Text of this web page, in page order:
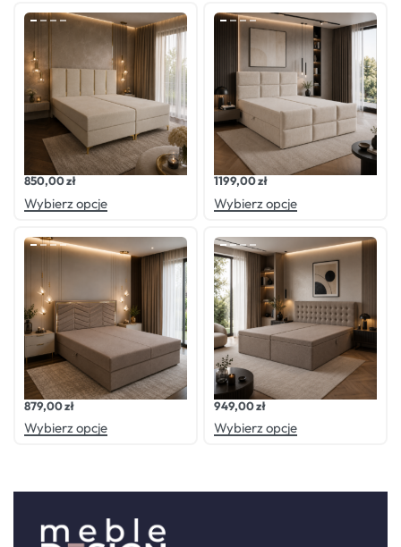
Oceniono na 5
Łóżko kontynentalne LUX2
850,00zł
Wybierz opcje
Oceniono0na 5
Łóżko kontynentalne BELLA
1199,00zł
Wybierz opcje
Oceniono 0 na 5
Łóżko kontynentalne LUX4
879,00zł
Wybierz opcje
Oceniono 0
Łóżko kontynentalne DREAM3
949,00zł
Wybierz opcje